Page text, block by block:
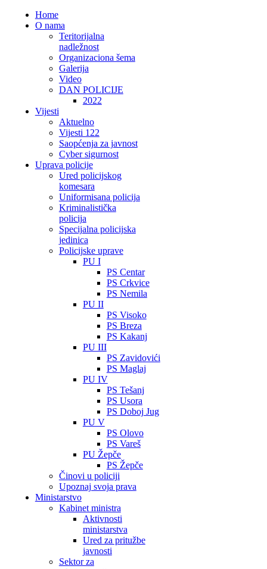
Home
O nama
Teritorijalna
nadležnost
Organizaciona šema
Galerija
Video
DAN POLICIJE
2022
Vijesti
Aktuelno
Vijesti 122
Saopćenja za javnost
Cyber sigurnost
Uprava policije
Ured policijskog
komesara
Uniformisana policija
Kriminalistička
policija
Specijalna policijska
jedinica
Policijske uprave
PU I
PS Centar
PS Crkvice
PS Nemila
PU II
PS Visoko
PS Breza
PS Kakanj
PU III
PS Zavidovići
PS Maglaj
PU IV
PS Tešanj
PS Usora
PS Doboj Jug
PU V
PS Olovo
PS Vareš
PU Žepče
PS Žepče
Činovi u policiji
Upoznaj svoja prava
Ministarstvo
Kabinet ministra
Aktivnosti
ministarstva
Ured za pritužbe
javnosti
Sektor za